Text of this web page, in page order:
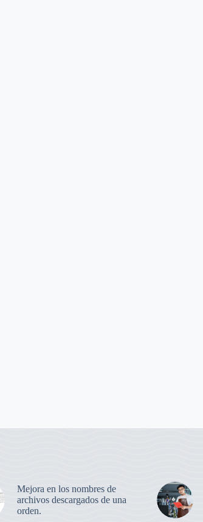
Mejora en los nombres de
archivos descargados de una
orden.